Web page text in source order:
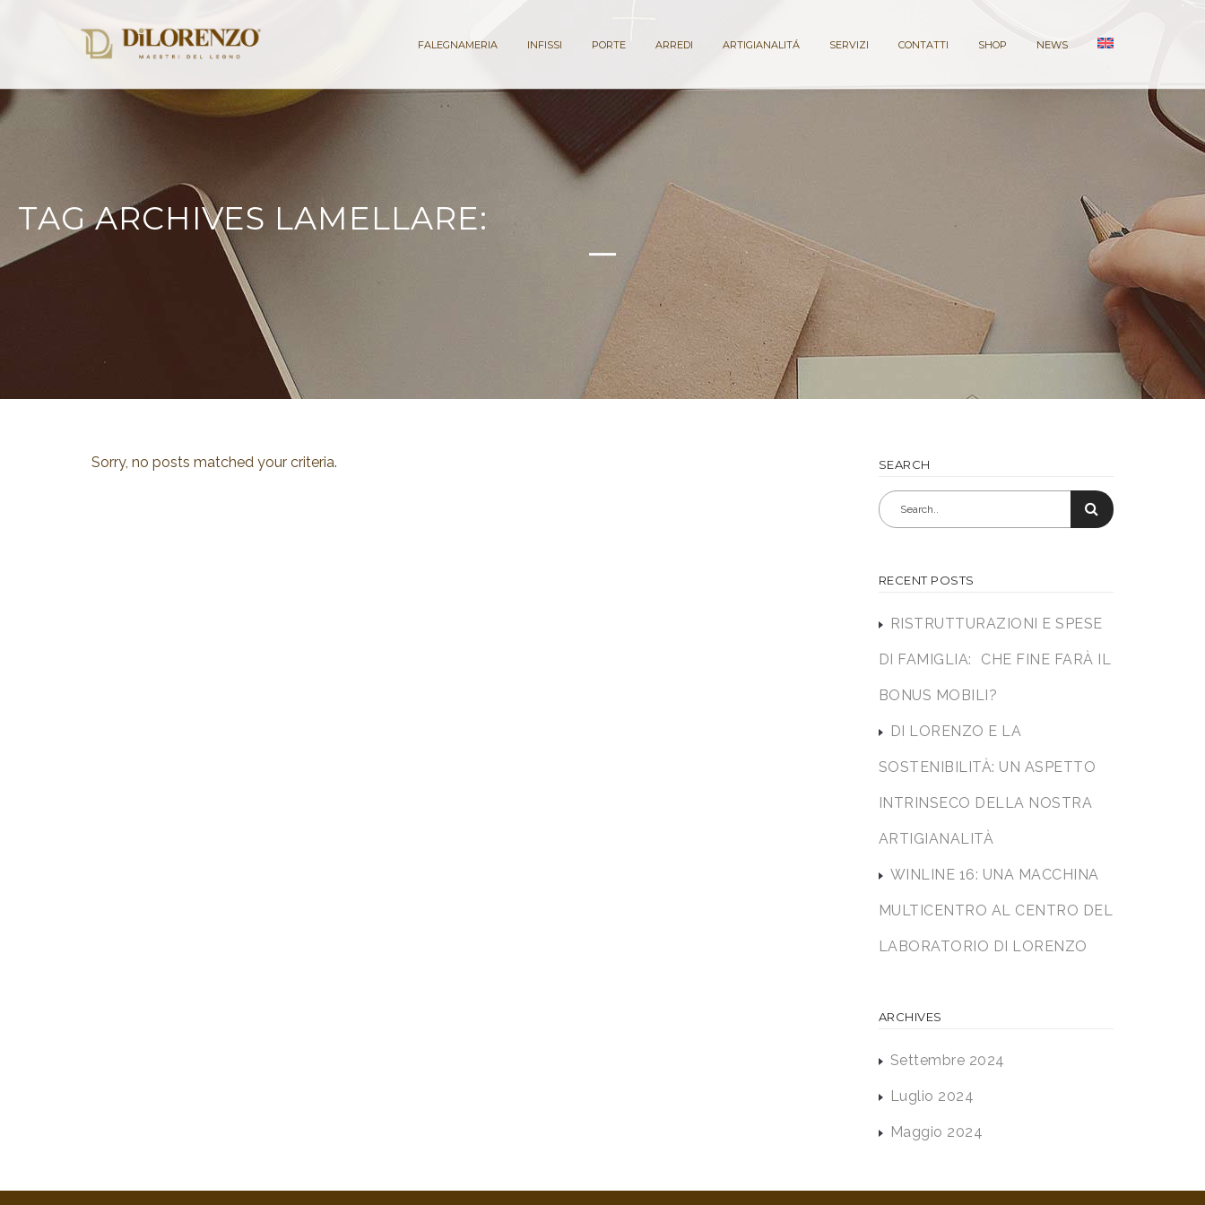
FALEGNAMERIA INFISSI PORTE ARREDI ARTIGIANALITÁ SERVIZI CONTATTI SHOP NEWS
TAG ARCHIVES LAMELLARE:
Sorry, no posts matched your criteria. SEARCH
RECENT POSTS
RISTRUTTURAZIONI E SPESE
DI FAMIGLIA: CHE FINE FARÀ IL
BONUS MOBILI?
DI LORENZO E LA
SOSTENIBILITÀ: UN ASPETTO
INTRINSECO DELLA NOSTRA
ARTIGIANALITÀ
WINLINE 16: UNA MACCHINA
MULTICENTRO AL CENTRO DEL
LABORATORIO DI LORENZO
ARCHIVES
Settembre 2024
Luglio 2024
Maggio 2024